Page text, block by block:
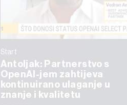
Start
Antoljak: Partnerstvo s
OpenAI-jem zahtijeva
kontinuirano ulaganje u
znanje i kvalitetu